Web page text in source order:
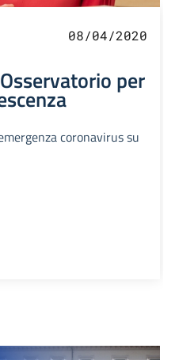
08/04/2020
per
coronavirus su